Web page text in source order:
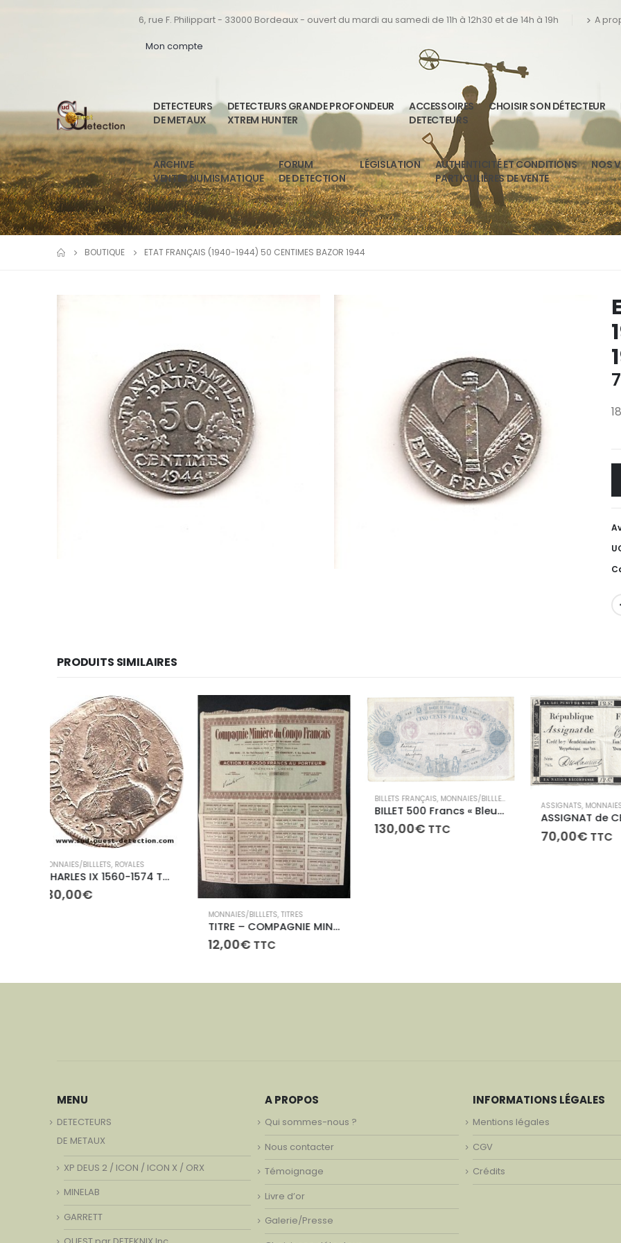
6, rue F. Philippart - 33000 Bordeaux - ouvert du mardi au samedi de 11h à 12h30 et de 14h à 19h A
Mon compte
DETECTEURS
DE METAUX
DETECTEURS GRANDE PROFONDEUR
XTREM HUNTER
ACCESSOIRES
DETECTEURS
CHOISIR SON DÉTECTEUR
ARCHIVE
VENTES NUMISMATIQUE
FORUM
DE DETECTION
LÉGISLATION
AUTHENTICITÉ ET CONDITIONS
PARTICULIÈRES DE VENTE
NOS
BOUTIQUE ETAT FRANÇAIS (1940-1944) 50 CENTIMES BAZOR 1944
PRODUITS SIMILAIRES
BILLETS FRANÇAIS,MONNAIES/BILLLETS
130,00€TTC
ASSIGNATS MONNAIES/BILLLETS
70,00 €TTC
MENU
DETECTEURS
DE METAUX
XP DEUS 2 / ICON / ICON X / ORX
MINELAB
GARRETT
A PROPOS
Qui sommes-nous ?
Nous contacter
Témoignage
Livre d’or
Galerie/Presse
INFORMATIONS LÉGALES
Mentions légales
CGV
Crédits